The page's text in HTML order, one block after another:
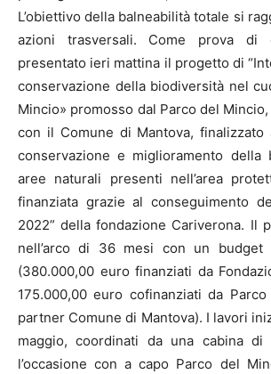
L’obiettivo della balneabilità totale si
azioni trasversali. Come prova di
presentato ieri mattina il progetto di
conservazione della biodiversità nel
Mincio» promosso dal Parco del
con il Comune di Mantova, finalizzato
conservazione e miglioramento della
aree naturali presenti nell’area
finanziata grazie al conseguimento
2022” della fondazione Cariverona. Il
nell’arco di 36 mesi con un budget
(380.000,00 euro finanziati da
175.000,00 euro cofinanziati da
partner Comune di Mantova). I lavori
maggio, coordinati da una cabina
l’occasione con a capo Parco del